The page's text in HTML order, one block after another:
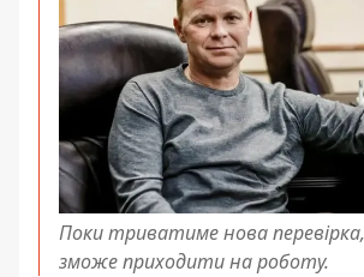
Поки триватиме нова
зможе приходити на роботу.